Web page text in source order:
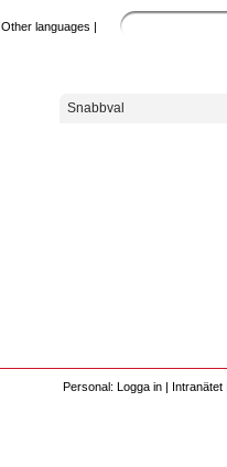
Other languages |
Snabbval
Personal: Logga in | Intranätet